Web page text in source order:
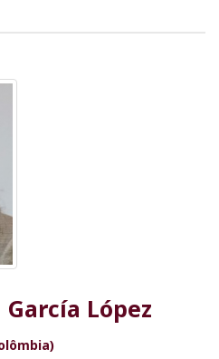
López